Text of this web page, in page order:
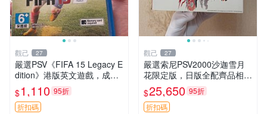
觀己 27
嚴選PSV《FIFA 15 Legacy E
dition》港版英文遊戲，成色
幾乎全新，附原裝包裝盒及乾
淨盤面。適合收藏與自行玩
樂，體育類遊戲不容錯過。
$1,110 95折
折扣碼
觀己 27
嚴選索尼PSV2000沙迦雪月
花限定版，日版全配齊品相極
佳 中古掌上遊戲機 白屏新螢
幕 功能完wend
$25,650 95折
折扣碼